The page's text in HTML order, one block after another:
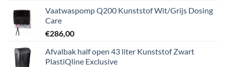
Vaatwaspomp Q200 Kunststof Wit/Grijs Dosing
Care
€286,00
Afvalbak half open 43 liter Kunststof Zwart
PlastiQline Exclusive